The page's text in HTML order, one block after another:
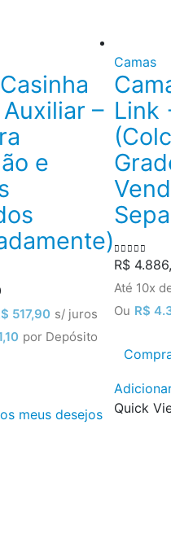
–
e
517,90 s/ juros
por Depósito
meus desejos
Camas
Link
0out of 5
R$
Até 10x
Ou R$
Quick